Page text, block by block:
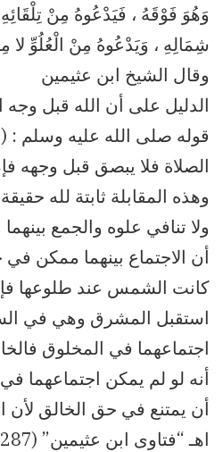
وَهُوَ فَوْقَهُ ، فَيَدْعُوهُ مِنْ
شِمَالِهِ ، وَيَدْعُوهُ مِنْ الْعُلُوِّ لا
وقال الشيخ ابن عثيمين
الدليل على أن الله قبل
قوله صلى الله عليه وسلم :
الصلاة فلا يبصق قبل وجهه
وهذه المقابلة ثابتة لله
ولا تنافي علوه والجمع
أن الاجتماع بينهما ممكن
كانت الشمس عند طلوعها
استقبل المشرق وهي في
اجتماعهما في المخلوق
أنه لو لم يمكن اجتماعهما
أن يمتنع في حق الخالق
اهـ “فتاوى ابن عثيمين” (4/287)